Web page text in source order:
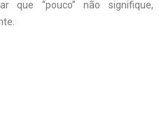
que “pouco” não signifique,